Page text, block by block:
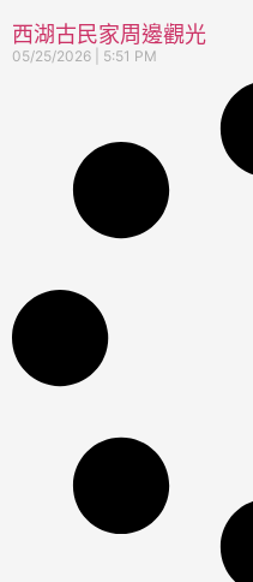
西湖古民家周邊觀光
05/25/2026 5:51 PM